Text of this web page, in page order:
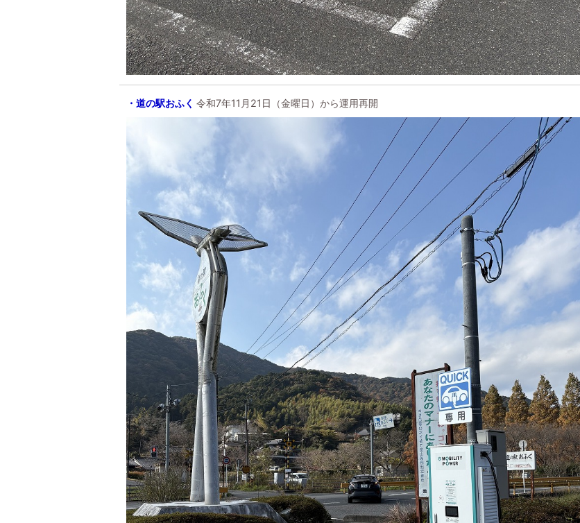
・道の駅おふく 令和7年11月21日（金曜日）から運用再開